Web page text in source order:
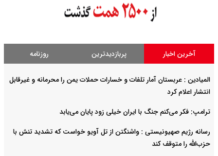
آخرین اخبار پربازدیدترین روزنامه
المیادین : عربستان آمار تلفات و خسارات حملات یمن را محرمانه و غیرقابل
انتشار اعلام کرد
ترامپ: فکر می‌کنم جنگ با ایران خیلی زود پایان می‌یابد
رسانه رژیم صهیونیستی : واشنگتن از تل آویو خواست که تشدید تنش با
حزب‌الله را متوقف کند